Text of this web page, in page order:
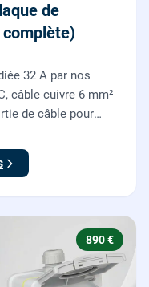
de
32 A par nos
câble cuivre 6 mm²
de câble pour
890 €